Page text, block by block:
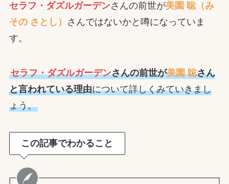
セラフ・ダズルガーデンさんの前世が美園 聡（み
その さとし）
さんではないかと噂になっていま
す。
セラフ・ダズルガーデンさんの前世が美園 聡さん
と言われている理由について詳しくみていきまし
ょう。
この記事でわかること